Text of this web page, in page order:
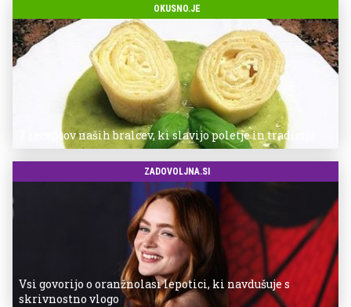
OKUSNO.JE
7 receptov naših bralcev, ki slavijo poletje in tradicijo
ZADOVOLJNA.SI
Vsi govorijo o oranžnolasi lepotici, ki navdušuje s
skrivnostno vlogo